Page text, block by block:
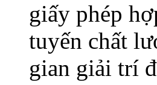
giấy phép
tuyến chất
gian giải trí